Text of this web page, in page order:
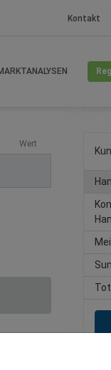
Kontakt
Wert